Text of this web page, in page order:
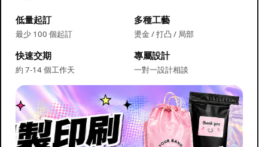
低量起訂
最少 100 個起訂
多種工藝
燙金 / 打凸 / 局部
快速交期
約 7-14 個工作天
專屬設計
一對一設計相談